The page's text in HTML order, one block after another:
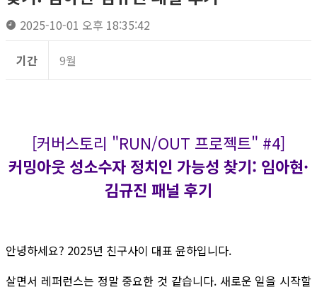
2025-10-01 오후 18:35:42
기간 9월
[커버스토리 "RUN/OUT 프로젝트" #4]
커밍아웃 성소수자 정치인 가능성 찾기: 임아현·
김규진 패널 후기
안녕하세요? 2025년 친구사이 대표 윤하입니다.
살면서 레퍼런스는 정말 중요한 것 같습니다. 새로운 일을 시작할